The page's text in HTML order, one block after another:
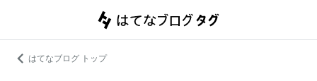
はてなブログ トップ